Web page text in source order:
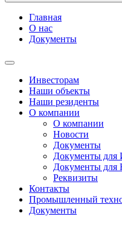
Главная
О нас
Документы
Инвесторам
Наши объекты
Наши резиденты
О компании
О компании
Новости
Документы
Документы для
Документы
Реквизиты
Контакты
Промышленный
Документы